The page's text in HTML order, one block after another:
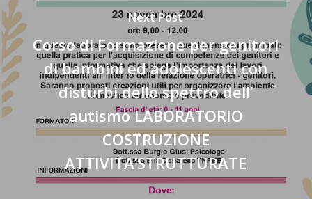
Next Post
Corso di Formazione per genitori
di bambini ed adolescenti con
disturbi dello spettro dell’
autismo LABORATORIO
COSTRUZIONE
ATTIVITA’STRUTTURATE